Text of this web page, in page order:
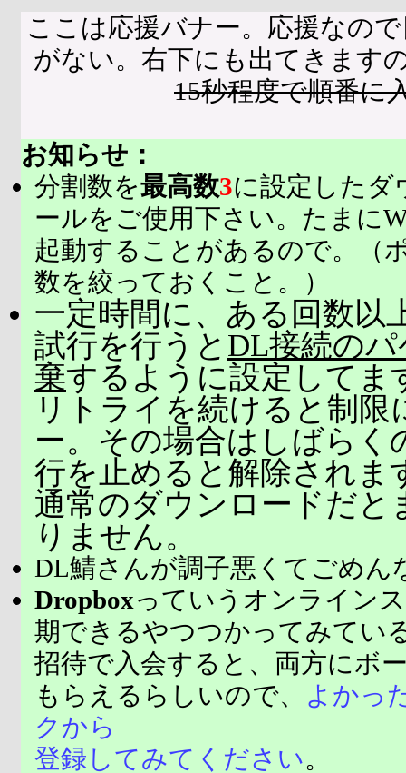
ここは応援バナー。応援なの
がない。右下にも出てきます
15秒程度で順番に
お知らせ：
分割数を最高数3に設定したダ
ールをご使用下さい。たまに
起動することがあるので。（
数を絞っておくこと。）
一定時間に、ある回数以
試行を行うと DL接続の
棄するように設定してま
リトライを続けると制限
ー。その場合はしばらく
行を止めると解除されま
通常のダウンロードだと
りません。
DL鯖さんが調子悪くてごめん
Dropboxっていうオンライン
期できるやつつかってみてい
招待で入会すると、両方にボ
もらえるらしいので、
よかっ
クから
登録してみてください。